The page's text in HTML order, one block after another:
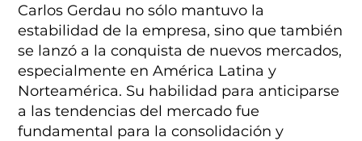
Carlos Gerdau no sólo mantuvo la
estabilidad de la empresa, sino que también
se lanzó a la conquista de nuevos mercados,
especialmente en América Latina y
Norteamérica. Su habilidad para anticiparse
a las tendencias del mercado fue
fundamental para la consolidación y